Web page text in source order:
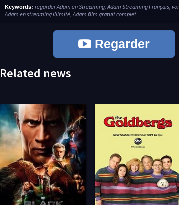
Keywords: regarder Adam en Streaming, Adam Streaming Français,
Adam en streaming illimité, Adam film gratuit complet
Regarder
Related news